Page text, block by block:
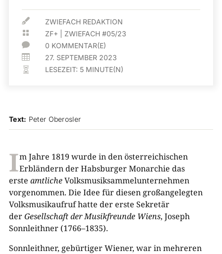
 ZWIEFACH REDAKTION
 ZF+ |ZWIEFACH #05/23
 0 KOMMENTAR(E)
 27. SEPTEMBER 2023
 LESEZEIT: 5 MINUTE(N)
Text: Peter Oberosler
Im Jahre 1819 wurde in den österreichischen
Erbländern der Habsburger Monarchie das
erste amtlicheVolksmusiksammelunternehmen
vorgenommen. Die Idee für diesen großangelegten
Volksmusikaufruf hatte der erste Sekretär
derGesellschaft der Musikfreunde Wiens, Joseph
Sonnleithner (1766–1835).
Sonnleithner, gebürtiger Wiener, war in mehreren